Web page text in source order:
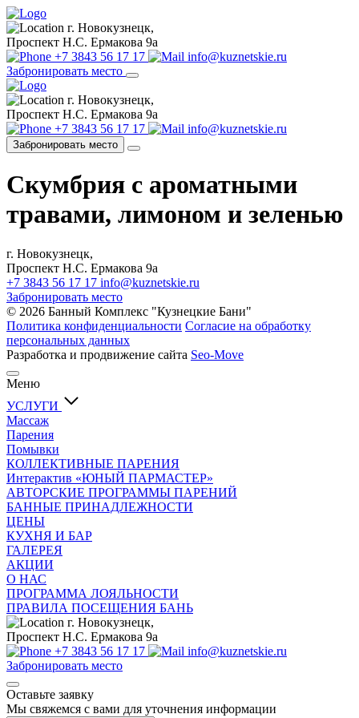
г. Новокузнецк,
Проспект Н.С. Ермакова 9а
+7 3843 56 17 17
info@kuznetskie.ru
Забронировать место
г. Новокузнецк,
Проспект Н.С. Ермакова 9а
+7 3843 56 17 17
info@kuznetskie.ru
Забронировать место
Скумбрия с ароматными
травами, лимоном и зеленью
г. Новокузнецк,
Проспект Н.С. Ермакова 9а
+7 3843 56 17 17 info@kuznetskie.ru
Забронировать место
© 2026 Банный Комплекс "Кузнецкие Бани"
Политика конфиденциальности Согласие на обработку
персональных данных
Разработка и продвижение сайта Seo-Move
Меню
УСЛУГИ
Массаж
Парения
Помывки
КОЛЛЕКТИВНЫЕ ПАРЕНИЯ
Интерактив «ЮНЫЙ ПАРМАСТЕР»
АВТОРСКИЕ ПРОГРАММЫ ПАРЕНИЙ
БАННЫЕ ПРИНАДЛЕЖНОСТИ
ЦЕНЫ
КУХНЯ И БАР
ГАЛЕРЕЯ
АКЦИИ
О НАС
ПРОГРАММА ЛОЯЛЬНОСТИ
ПРАВИЛА ПОСЕЩЕНИЯ БАНЬ
г. Новокузнецк,
Проспект Н.С. Ермакова 9а
+7 3843 56 17 17
info@kuznetskie.ru
Забронировать место
Оставьте заявку
Мы свяжемся с вами для уточнения информации